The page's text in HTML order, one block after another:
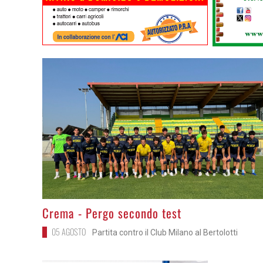
>
Crema - Pergo secondo test
05 AGOSTO Partita contro il Club Milano al Bertolotti